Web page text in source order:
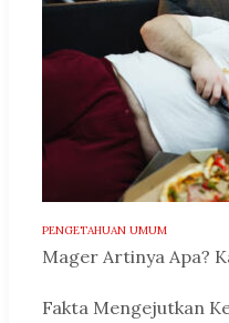
PENGETAHUAN UMUM
Mager Artinya Apa?
Fakta Mengejutkan